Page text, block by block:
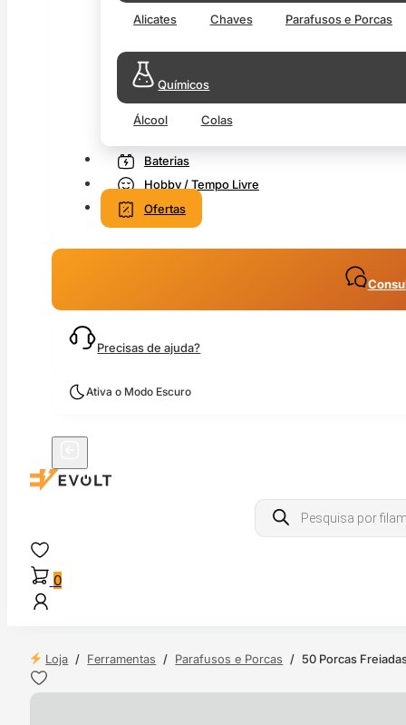
Alicates Chaves Parafusos e Porcas
Químicos
Álcool Colas
Baterias
Hobby / Tempo Livre
Ofertas
Precisas de ajuda?
Ativa o Modo Escuro
Products
search
0
Loja / Ferramentas / Parafusos e Porcas / 50 Porcas